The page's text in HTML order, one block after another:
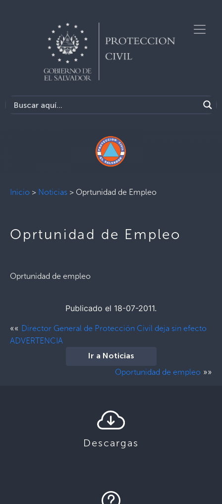
Inicio > Noticias > Oprtunidad de Empleo
Oprtunidad de Empleo
Oprtunidad de empleo
Publicado el 18-07-2011.
«« Director General de Protección Civil deja sin efecto
ADVERTENCIA
Ir a Noticias
Oportunidad de empleo »»
Descargas